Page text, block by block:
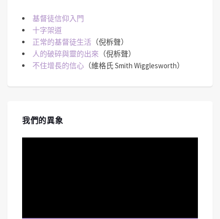
基督徒信仰入門
十字架道
正常的基督徒生活 （倪柝聲）
人的破碎與靈的出來 （倪柝聲）
不住增長的信心 （維格氏 Smith Wigglesworth）
我們的異象